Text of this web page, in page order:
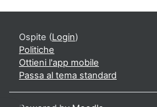
Ospite (Login)
Politiche
Ottieni l'app mobile
Passa al tema standard